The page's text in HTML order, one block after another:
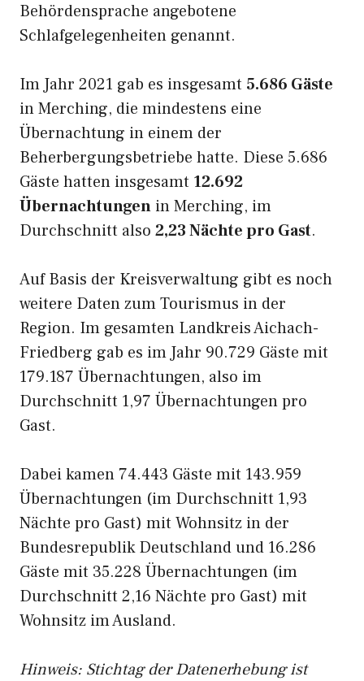
Behördensprache angebotene
Schlafgelegenheiten genannt.
Im Jahr 2021 gab es insgesamt 5.686 Gäste
in Merching, die mindestens eine
Übernachtung in einem der
Beherbergungsbetriebe hatte. Diese 5.686
Gäste hatten insgesamt 12.692
Übernachtungen in Merching, im
Durchschnitt also 2,23 Nächte pro Gast.
Auf Basis der Kreisverwaltung gibt es noch
weitere Daten zum Tourismus in der
Region. Im gesamten Landkreis Aichach-
Friedberg gab es im Jahr 90.729 Gäste mit
179.187 Übernachtungen, also im
Durchschnitt 1,97 Übernachtungen pro
Gast.
Dabei kamen 74.443 Gäste mit 143.959
Übernachtungen (im Durchschnitt 1,93
Nächte pro Gast) mit Wohnsitz in der
Bundesrepublik Deutschland und 16.286
Gäste mit 35.228 Übernachtungen (im
Durchschnitt 2,16 Nächte pro Gast) mit
Wohnsitz im Ausland.
Hinweis: Stichtag der Datenerhebung ist